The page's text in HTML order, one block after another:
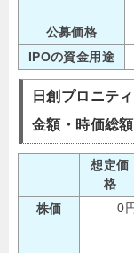
公募価格
IPOの資金用途
日創プロニテ
金額・時価総
想定価
格
株価 0